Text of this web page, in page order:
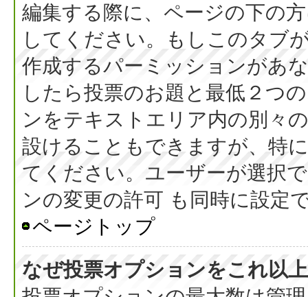
編集する際に、ページの下の
してください。もしこのタブ
作成するパーミッションがあ
したら投票のお題と最低２つ
ンをテキストエリア内の別々
設けることもできますが、特
てください。ユーザーが選択
ンの変更の許可 も同時に設定
ページトップ
なぜ投票オプションをこれ以